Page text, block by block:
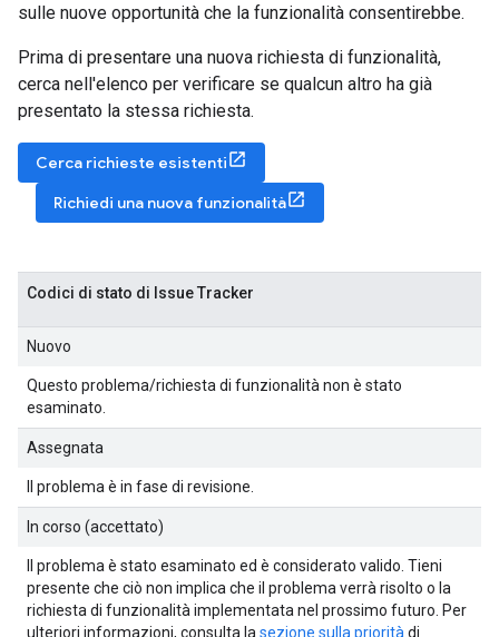
sulle nuove opportunità che la funzionalità consentirebbe.
Prima di presentare una nuova richiesta di funzionalità,
cerca nell'elenco per verificare se qualcun altro ha già
presentato la stessa richiesta.
Cerca richieste esistenti
Richiedi una nuova funzionalità
Codici di stato di Issue Tracker
Nuovo
Questo problema/richiesta di funzionalità non è stato
esaminato.
Assegnata
Il problema è in fase di revisione.
In corso (accettato)
Il problema è stato esaminato ed è considerato valido. Tieni
presente che ciò non implica che il problema verrà risolto o la
richiesta di funzionalità implementata nel prossimo futuro. Per
ulteriori informazioni, consulta la sezione sulla priorità di